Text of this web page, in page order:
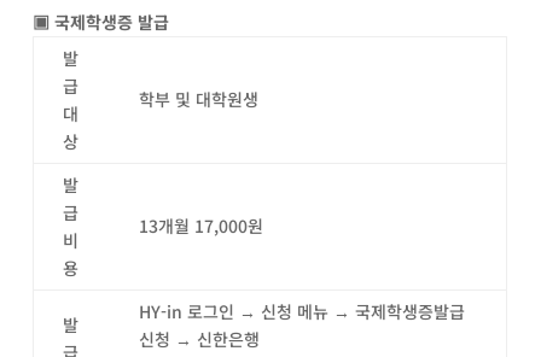
▣국제학생증 발급
발
급
대
상
학부 및 대학원생
발
급
비
용
13개월 17,000원
발
급
HY-in 로그인 → 신청 메뉴 → 국제학생증발급
신청 → 신한은행